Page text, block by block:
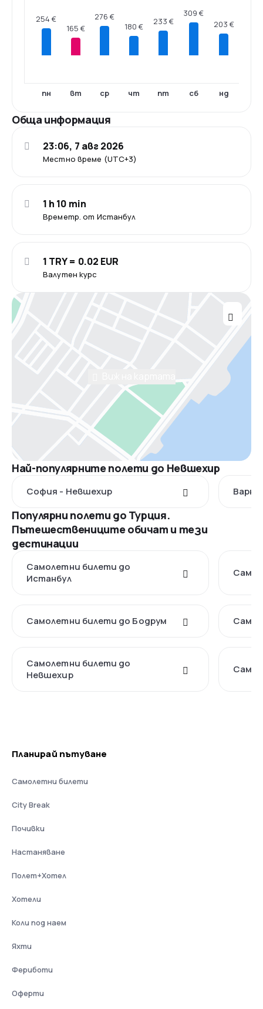
254 €
пн
165 €
вт
276 €
ср
180 €
чт
233 €
пт
309 €
сб
203 €
нд
Обща информация
Местно време (UTC+3)
23:06, 7 авг 2026
Времетр. от Истанбул
1 h 10 min
Валутен курс
1 TRY = 0.02 EUR
Най-популярните полети до Невшехир
София - Невшехир
Популярни полети до Турция.
Пътешествениците обичат и тези
дестинации
Самолетни билети до
Истанбул
Самолетни билети до Бодрум
Самолетни билети до
Невшехир
Планирай пътуване
Самолетни билети
City Break
Почивки
Настаняване
Полет+Хотел
Хотели
Коли под наем
Яхти
Фериботи
Оферти